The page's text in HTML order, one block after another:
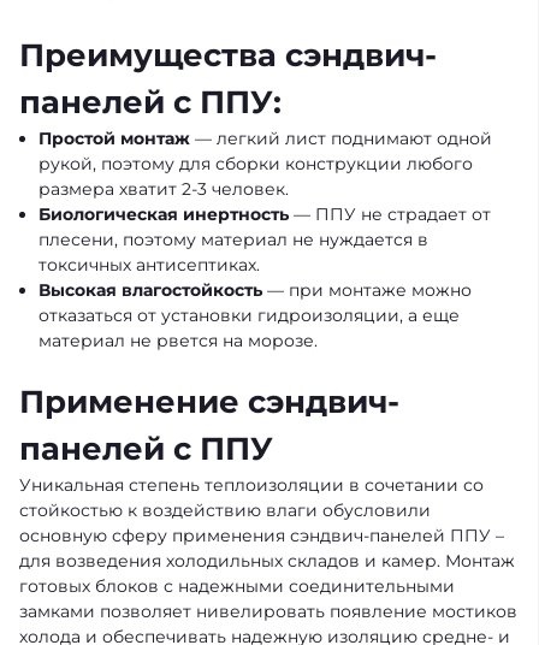
Преимущества сэндвич-
панелей с ППУ:
Простой монтаж — легкий лист поднимают одной
рукой, поэтому для сборки конструкции любого
размера хватит 2-3 человек.
Биологическая инертность— ППУ не страдает от
плесени, поэтому материал не нуждается в
токсичных антисептиках.
Высокая влагостойкость— при монтаже можно
отказаться от установки гидроизоляции, а еще
материал не рвется на морозе.
Применение сэндвич-
панелей с ППУ
Уникальная степень теплоизоляции в сочетании со
стойкостью к воздействию влаги обусловили
основную сферу применения сэндвич-панелей ППУ –
для возведения холодильных складов и камер. Монтаж
готовых блоков с надежными соединительными
замками позволяет нивелировать появление мостиков
холода и обеспечивать надежную изоляцию средне- и